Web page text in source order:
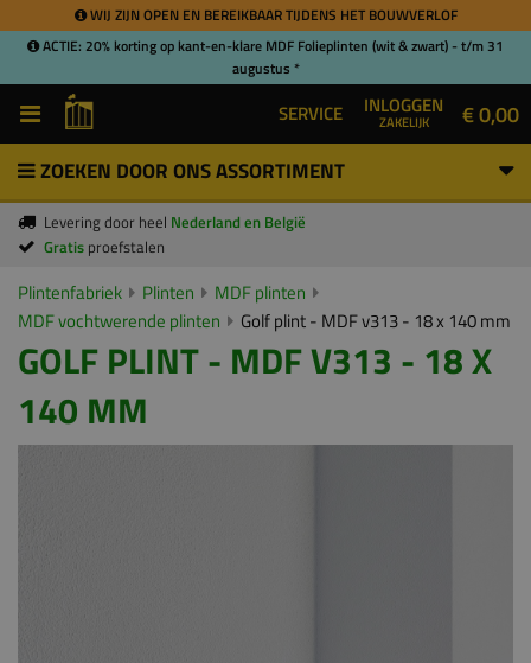
WIJ ZIJN OPEN EN BEREIKBAAR TIJDENS HET BOUWVERLOF
ACTIE: 20% korting op kant-en-klare MDF Folieplinten (wit & zwart) - t/m 31
augustus *
SERVICE INLOGGEN
ZAKELIJK € 0,00
ZOEKEN DOOR ONS ASSORTIMENT
Levering door heel Nederland en België
Gratis proefstalen
Plintenfabriek Plinten
MDF plinten
MDF vochtwerende plinten
Golf plint - MDF v313 - 18 x 140 mm
GOLF PLINT - MDF V313 - 18 X
140 MM